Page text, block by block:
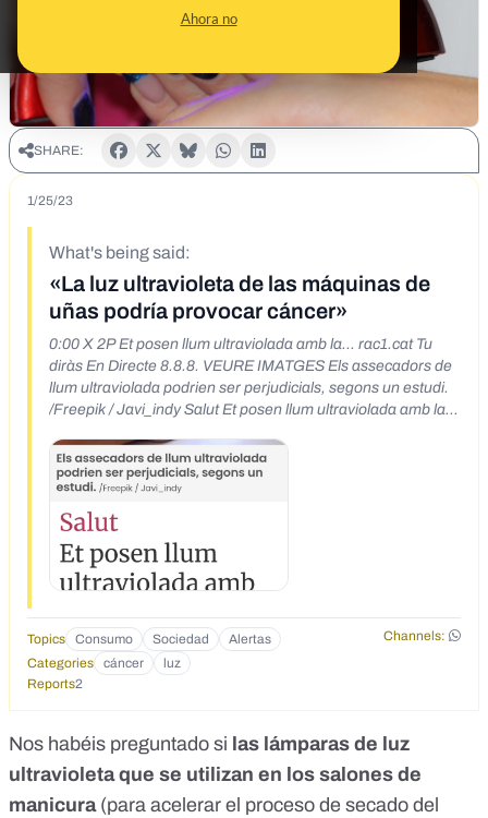
Ahora no
SHARE:
1/25/23
What's being said:
«La luz ultravioleta de las máquinas de
uñas podría provocar cáncer»
0:00 X 2P Et posen llum ultraviolada amb la... rac1.cat Tu
diràs En Directe 8.8.8. VEURE IMATGES Els assecadors de
llum ultraviolada podrien ser perjudicials, segons un estudi.
/Freepik / Javi_indy Salut Et posen llum ultraviolada amb la
https://www.heraldo.es/noticias/salud/2023/01/19/secadore
s-esmalte-unas-luz-ultravioleta-danan-adn-provocan-
mutaciones-segun-estudio-1625399.html
Topics Consumo Sociedad Alertas
Channels:
Categories
cáncer
luz
Reports2
Nos habéis preguntado si las lámparas de luz
ultravioleta que se utilizan en los salones de
manicura(para acelerar el proceso de secado del